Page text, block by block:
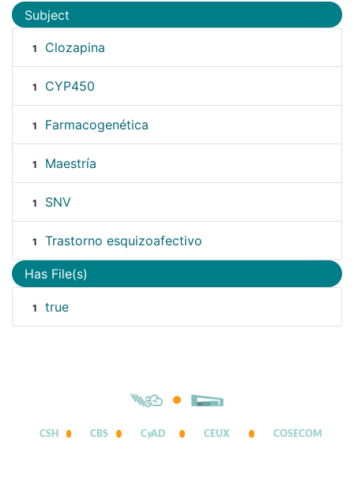
Subject
1 Clozapina
1 CYP450
1 Farmacogenética
1 Maestría
1 SNV
1 Trastorno esquizoafectivo
Has File(s)
1 true
CSH CBS CyAD CEUX COSECOM